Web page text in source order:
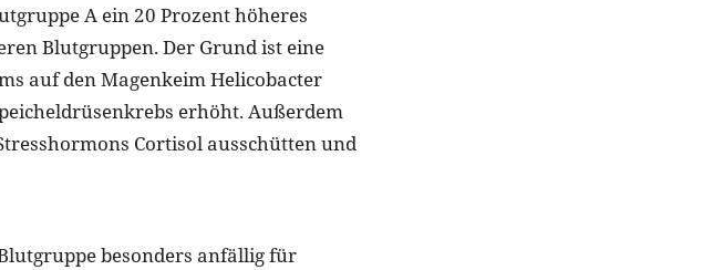
A ein 20 Prozent höheres
Blutgruppen. Der Grund ist eine
auf den Magenkeim Helicobacter
erhöht. Außerdem
Cortisol ausschütten und
besonders anfällig für